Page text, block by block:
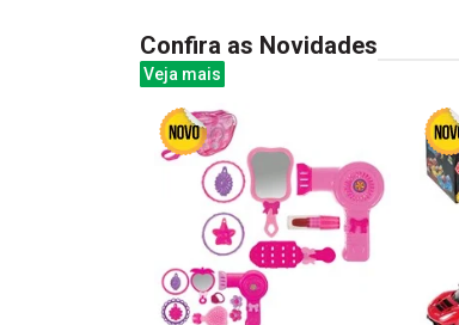
Confira as Novidades
Veja mais